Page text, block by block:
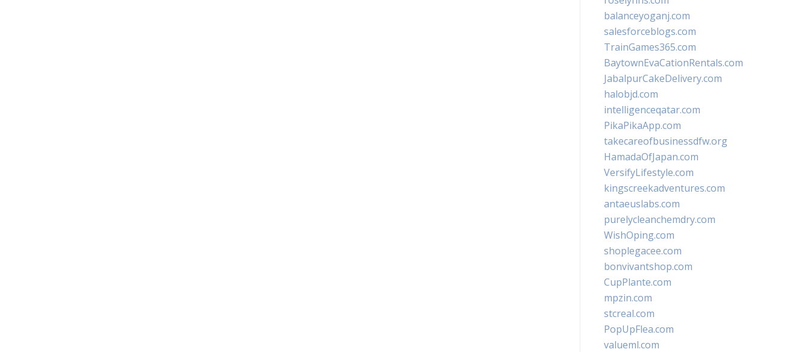
balanceyoganj.com
salesforceblogs.com
TrainGames365.com
BaytownEvaCationRentals.com
JabalpurCakeDelivery.com
halobjd.com
intelligenceqatar.com
PikaPikaApp.com
takecareofbusinessdfw.org
HamadaOfJapan.com
VersifyLifestyle.com
kingscreekadventures.com
antaeuslabs.com
purelycleanchemdry.com
WishOping.com
shoplegacee.com
bonvivantshop.com
CupPlante.com
mpzin.com
stcreal.com
PopUpFlea.com
valueml.com